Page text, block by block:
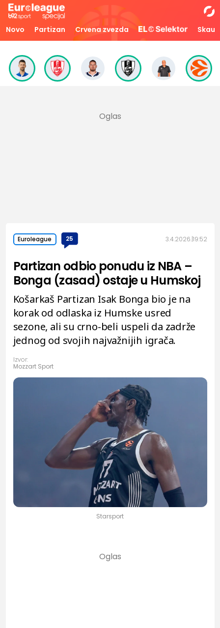
Novo Partizan Crvena zvezda Skaut
Euroleague 25 3.4.2026. 19:52
Partizan odbio ponudu iz NBA –
Bonga (zasad) ostaje u Humskoj
Košarkaš Partizan Isak Bonga bio je na
korak od odlaska iz Humske usred
sezone, ali su crno-beli uspeli da zadrže
jednog od svojih najvažnijih igrača.
Izvor:
Mozzart Sport
Starsport